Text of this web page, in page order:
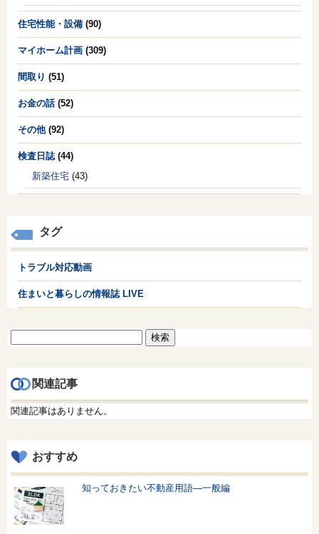
住宅性能・設備 (90)
マイホーム計画 (309)
間取り (51)
お金の話(52)
その他(92)
検査日誌(44)
新築住宅 (43)
タグ
トラブル対応動画
住まいと暮らしの情報誌 LIVE
関連記事
関連記事はありません。
おすすめ
知っておきたい不動産用語—一般編